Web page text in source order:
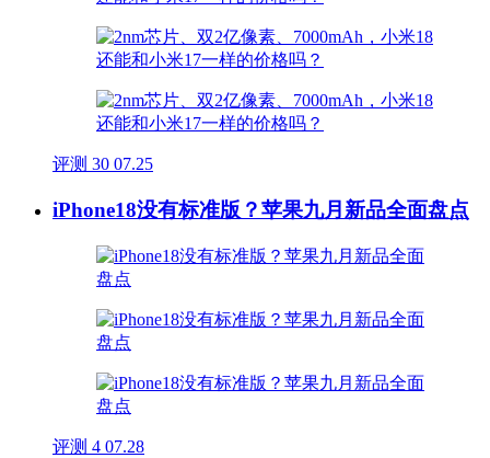
评测 30 07.25
iPhone18没有标准版？苹果九月新品全面盘点
评测 4 07.28